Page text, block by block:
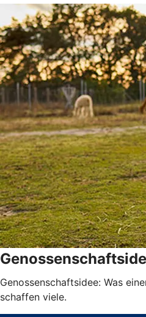
Genossenschaftsidee: Was
schaffen viele.